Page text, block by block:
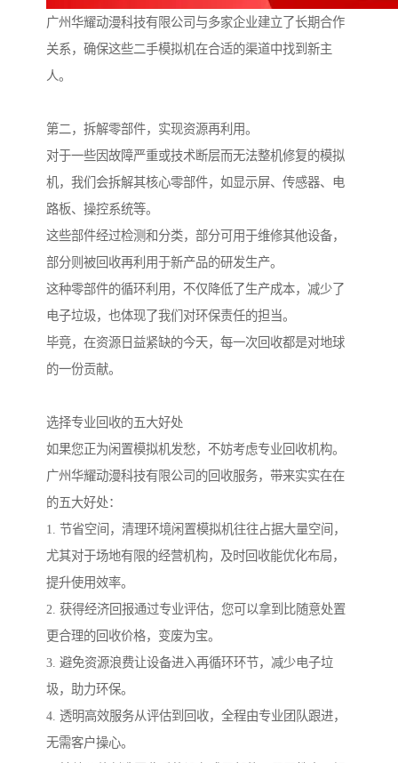
广州华耀动漫科技有限公司与多家企业建立了长期合作
关系，确保这些二手模拟机在合适的渠道中找到新主
人。
第二，拆解零部件，实现资源再利用。
对于一些因故障严重或技术断层而无法整机修复的模拟
机，我们会拆解其核心零部件，如显示屏、传感器、电
路板、操控系统等。
这些部件经过检测和分类，部分可用于维修其他设备，
部分则被回收再利用于新产品的研发生产。
这种零部件的循环利用，不仅降低了生产成本，减少了
电子垃圾，也体现了我们对环保责任的担当。
毕竟，在资源日益紧缺的今天，每一次回收都是对地球
的一份贡献。
选择专业回收的五大好处
如果您正为闲置模拟机发愁，不妨考虑专业回收机构。
广州华耀动漫科技有限公司的回收服务，带来实实在在
的五大好处：
1. 节省空间，清理环境闲置模拟机往往占据大量空间，
尤其对于场地有限的经营机构，及时回收能优化布局，
提升使用效率。
2. 获得经济回报通过专业评估，您可以拿到比随意处置
更合理的回收价格，变废为宝。
3. 避免资源浪费让设备进入再循环环节，减少电子垃
圾，助力环保。
4. 透明高效服务从评估到回收，全程由专业团队跟进，
无需客户操心。